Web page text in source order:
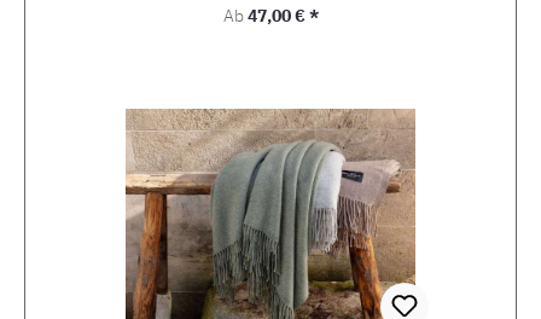
Regulärer Preis:
Ab47,00 € *